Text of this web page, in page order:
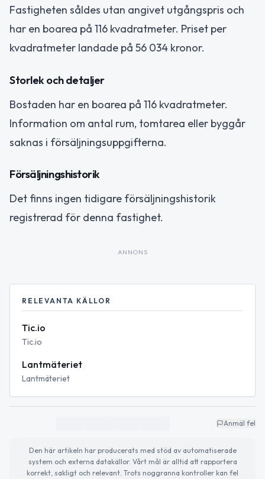
Fastigheten såldes utan angivet utgångspris och
har en boarea på 116 kvadratmeter. Priset per
kvadratmeter landade på 56 034 kronor.
Storlek och detaljer
Bostaden har en boarea på 116 kvadratmeter.
Information om antal rum, tomtarea eller byggår
saknas i försäljningsuppgifterna.
Försäljningshistorik
Det finns ingen tidigare försäljningshistorik
registrerad för denna fastighet.
ANNONS
RELEVANTA KÄLLOR
Tic.io
Tic.io
Lantmäteriet
Lantmäteriet
Anmäl fel
Den här artikeln har producerats med stöd av automatiserade
system och externa datakällor. Vårt mål är alltid att rapportera
korrekt, sakligt och relevant. Trots noggranna kontroller kan fel